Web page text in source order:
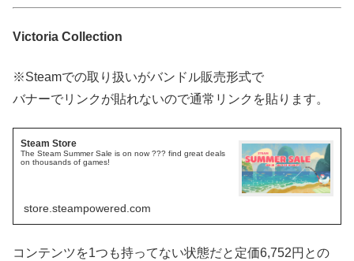
Victoria Collection
※Steamでの取り扱いがバンドル販売形式で
バナーでリンクが貼れないので通常リンクを貼ります。
Steam Store
The Steam Summer Sale is on now ??? find great deals
on thousands of games!
store.steampowered.com
コンテンツを1つも持ってない状態だと定価6,752円との